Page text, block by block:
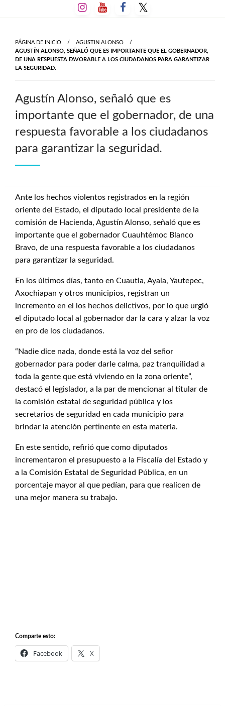
al
PÁGINA DE INICIO
AGUSTIN ALONSO
AGUSTÍN ALONSO, SEÑALÓ QUE ES IMPORTANTE QUE EL GOBERNADOR,
DE UNA RESPUESTA FAVORABLE A LOS CIUDADANOS PARA GARANTIZAR
LA SEGURIDAD.
Agustín Alonso, señaló que es
importante que el gobernador, de una
respuesta favorable a los ciudadanos
para garantizar la seguridad.
Ante los hechos violentos registrados en la región
oriente del Estado, el diputado local presidente de la
comisión de Hacienda, Agustín Alonso, señaló que es
importante que el gobernador Cuauhtémoc Blanco
Bravo, de una respuesta favorable a los ciudadanos
para garantizar la seguridad.
En los últimos días, tanto en Cuautla, Ayala, Yautepec,
Axochiapan y otros municipios, registran un
incremento en el los hechos delictivos, por lo que urgió
el diputado local al gobernador dar la cara y alzar la voz
en pro de los ciudadanos.
“Nadie dice nada, donde está la voz del señor
gobernador para poder darle calma, paz tranquilidad a
toda la gente que está viviendo en la zona oriente”,
destacó el legislador, a la par de mencionar al titular de
la comisión estatal de seguridad pública y los
secretarios de seguridad en cada municipio para
brindar la atención pertinente en esta materia.
En este sentido, refirió que como diputados
incrementaron el presupuesto a la Fiscalía del Estado y
a la Comisión Estatal de Seguridad Pública, en un
porcentaje mayor al que pedían, para que realicen de
una mejor manera su trabajo.
Comparte esto:
Facebook X